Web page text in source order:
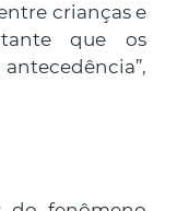
crianças e
que os